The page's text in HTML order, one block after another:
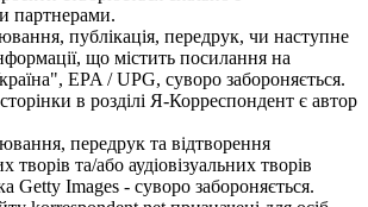
партнерами.
публікація, передрук, чи наступне
що містить посилання на
EPA / UPG, суворо забороняється.
в розділі Я-Корреспондент є автор
передрук та відтворення
творів та/або аудіовізуальних творів
Getty Images - суворо забороняється.